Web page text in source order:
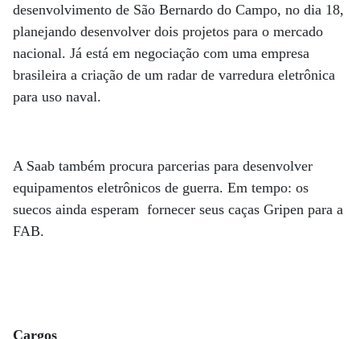
desenvolvimento de São Bernardo do Campo, no dia 18,
planejando desenvolver dois projetos para o mercado
nacional. Já está em negociação com uma empresa
brasileira a criação de um radar de varredura eletrônica
para uso naval.
A Saab também procura parcerias para desenvolver
equipamentos eletrônicos de guerra. Em tempo: os
suecos ainda esperam fornecer seus caças Gripen para a
FAB.
Cargos